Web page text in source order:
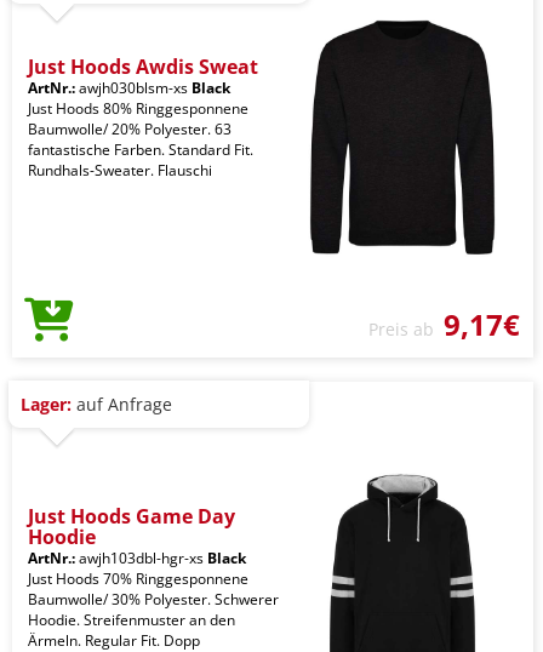
Just Hoods Awdis Sweat
ArtNr.:awjh030blsm-xs Black
Just Hoods 80% Ringgesponnene
Baumwolle/ 20% Polyester. 63
fantastische Farben. Standard Fit.
Rundhals-Sweater. Flauschi
Preis ab 9,17€
Lager: auf Anfrage
Just Hoods Game Day
Hoodie
ArtNr.:awjh103dbl-hgr-xs Black
Just Hoods 70% Ringgesponnene
Baumwolle/ 30% Polyester. Schwerer
Hoodie. Streifenmuster an den
Ärmeln. Regular Fit. Dopp